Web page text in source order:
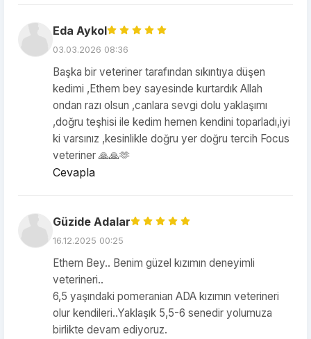
Eda Aykol
03.03.2026 08:36
Başka bir veteriner tarafından sıkıntıya düşen
kedimi ,Ethem bey sayesinde kurtardık Allah
ondan razı olsun ,canlara sevgi dolu yaklaşımı
,doğru teşhisi ile kedim hemen kendini toparladı,iyi
ki varsınız ,kesinlikle doğru yer doğru tercih Focus
veteriner 🙏🙏🫶
Cevapla
Güzide Adalar
16.12.2025 00:25
Ethem Bey.. Benim güzel kızımın deneyimli
veterineri..
6,5 yaşındaki pomeranian ADA kızımın veterineri
olur kendileri..Yaklaşık 5,5-6 senedir yolumuza
birlikte devam ediyoruz.